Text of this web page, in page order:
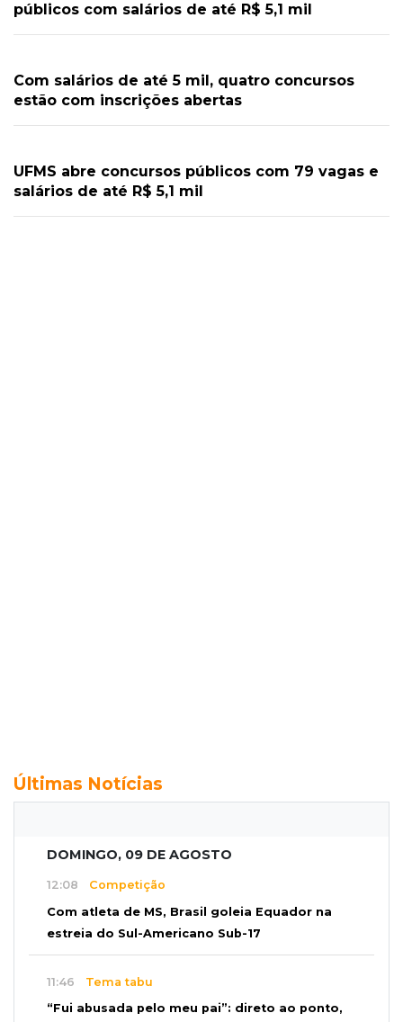
públicos com salários de até R$ 5,1 mil
Com salários de até 5 mil, quatro concursos
estão com inscrições abertas
UFMS abre concursos públicos com 79 vagas e
salários de até R$ 5,1 mil
Últimas Notícias
DOMINGO, 09 DE AGOSTO
12:08 Competição
Com atleta de MS, Brasil goleia Equador na
estreia do Sul-Americano Sub-17
11:46 Tema tabu
“Fui abusada pelo meu pai”: direto ao ponto,